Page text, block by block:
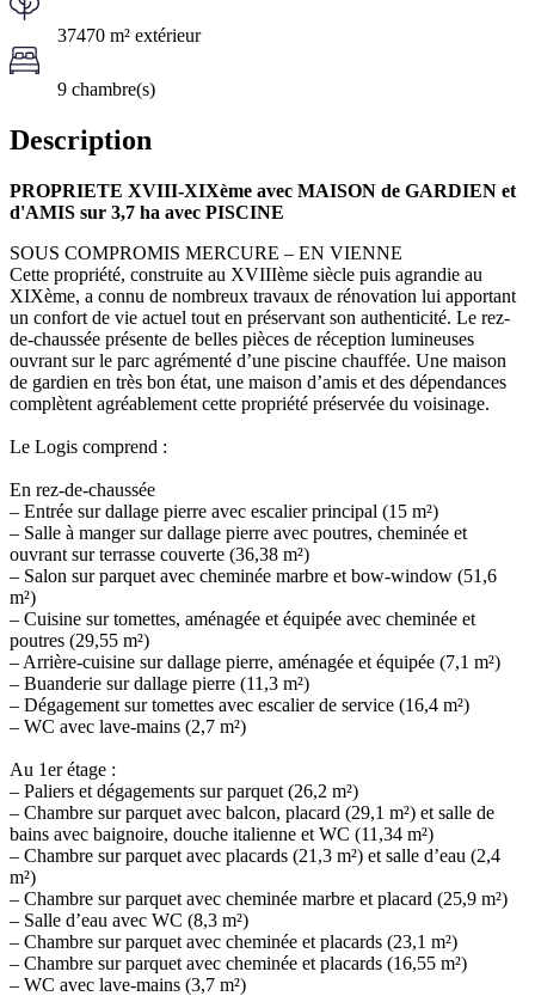
37470 m² extérieur
9 chambre(s)
Description
PROPRIETE XVIII-XIXème avec MAISON de GARDIEN et
d'AMIS sur 3,7 ha avec PISCINE
SOUS COMPROMIS MERCURE – EN VIENNE
Cette propriété, construite au XVIIIème siècle puis agrandie au
XIXème, a connu de nombreux travaux de rénovation lui apportant
un confort de vie actuel tout en préservant son authenticité. Le rez-
de-chaussée présente de belles pièces de réception lumineuses
ouvrant sur le parc agrémenté d’une piscine chauffée. Une maison
de gardien en très bon état, une maison d’amis et des dépendances
complètent agréablement cette propriété préservée du voisinage.
Le Logis comprend :
En rez-de-chaussée
– Entrée sur dallage pierre avec escalier principal (15 m²)
– Salle à manger sur dallage pierre avec poutres, cheminée et
ouvrant sur terrasse couverte (36,38 m²)
– Salon sur parquet avec cheminée marbre et bow-window (51,6
m²)
– Cuisine sur tomettes, aménagée et équipée avec cheminée et
poutres (29,55 m²)
– Arrière-cuisine sur dallage pierre, aménagée et équipée (7,1 m²)
– Buanderie sur dallage pierre (11,3 m²)
– Dégagement sur tomettes avec escalier de service (16,4 m²)
– WC avec lave-mains (2,7 m²)
Au 1er étage :
– Paliers et dégagements sur parquet (26,2 m²)
– Chambre sur parquet avec balcon, placard (29,1 m²) et salle de
bains avec baignoire, douche italienne et WC (11,34 m²)
– Chambre sur parquet avec placards (21,3 m²) et salle d’eau (2,4
m²)
– Chambre sur parquet avec cheminée marbre et placard (25,9 m²)
– Salle d’eau avec WC (8,3 m²)
– Chambre sur parquet avec cheminée et placards (23,1 m²)
– Chambre sur parquet avec cheminée et placards (16,55 m²)
– WC avec lave-mains (3,7 m²)